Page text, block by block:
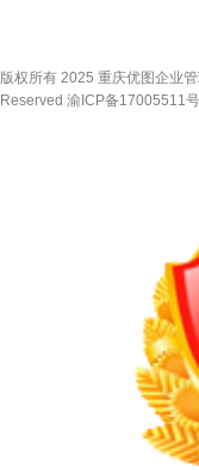
版权所有 2025 重庆优图企业
Reserved 渝ICP备17005511